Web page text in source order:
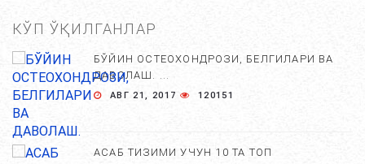
КЎП ЎҚИЛГАНЛАР
БЎЙИН ОСТЕОХОНДРОЗИ, БЕЛГИЛАРИ ВА
ДАВОЛАШ. ...
АВГ 21, 2017 120151
АСАБ ТИЗИМИ УЧУН 10 ТА ТОП